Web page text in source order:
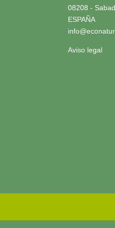
08208 -
ESPAÑA
Aviso legal